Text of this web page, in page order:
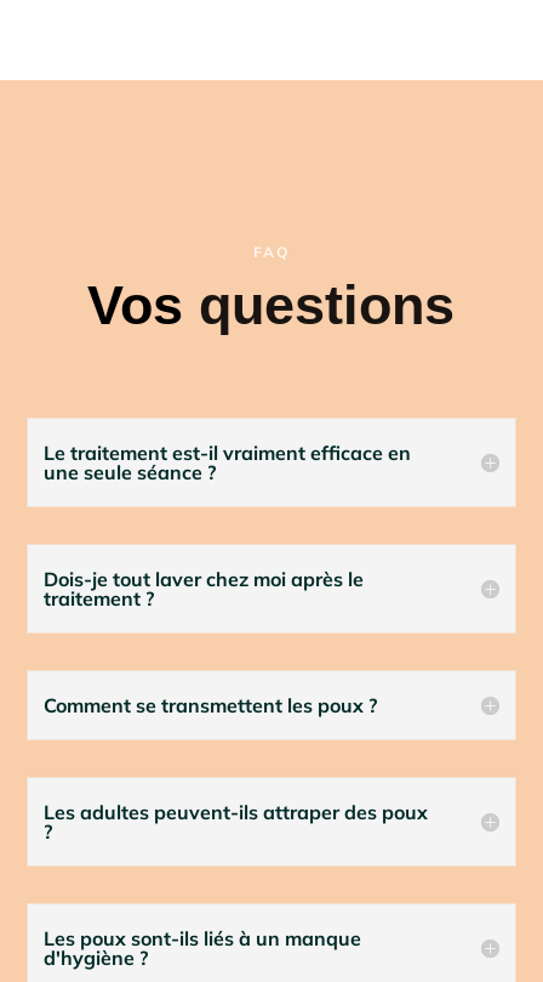
FAQ
Vos questions
Le traitement est-il vraiment efficace en
une seule séance ?
Dois-je tout laver chez moi après le
traitement ?
Comment se transmettent les poux ?
Les adultes peuvent-ils attraper des poux
?
Les poux sont-ils liés à un manque
d'hygiène ?